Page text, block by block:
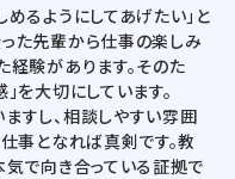
るようにしてあげたい」と
た先輩から仕事の楽しみ
経験があります。そのた
を大切にしています。
すし、相談しやすい雰囲
事となれば真剣です。教
気で向き合っている証拠で